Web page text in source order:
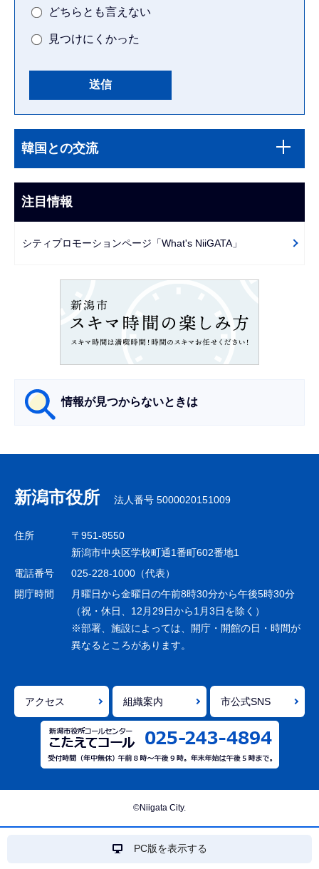
どちらとも言えない
見つけにくかった
文
こ
ま
で
サ
ブ
ビ
ゲ
ー
韓国との交流
注目情報
シティプロモーションページ「What's NiiGATA」
情報が見つからないときは
ナ
ビ
ゲ
シ
ョ
で
新潟市役所 法人番号 5000020151009
住所
〒951-8550
新潟市中央区学校町通1番町602番地1
電話番号
025-228-1000（代表）
開庁時間
月曜日から金曜日の午前8時30分から午後5時30分
（祝・休日、12月29日から1月3日を除く）
※部署、施設によっては、開庁・開館の日・時間が
異なるところがあります。
アクセス 組織案内 市公式SNS
©Niigata City.
PC版を表示する